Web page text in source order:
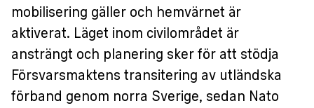
mobilisering gäller och hemvärnet är
aktiverat. Läget inom civilområdet är
ansträngt och planering sker för att stödja
Försvarsmaktens transitering av utländska
förband genom norra Sverige, sedan Nato